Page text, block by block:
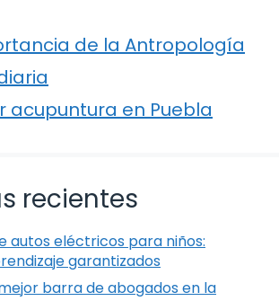
de la Antropología
acupuntura en Puebla
recientes
autos eléctricos para niños:
garantizados
barra de abogados en la